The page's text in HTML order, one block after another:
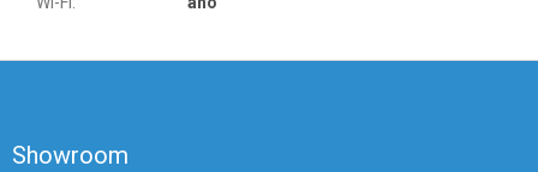
Showroom